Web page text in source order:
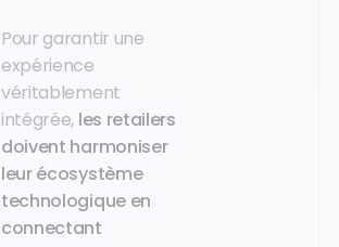
Pour garantir une
expérience
véritablement
intégrée, les retailers
doivent harmoniser
leur écosystème
technologique en
connectant